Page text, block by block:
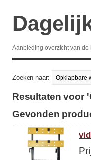
Aanbieding overzicht van de
Zoeken naar:
Resultaten voor
Gevonden